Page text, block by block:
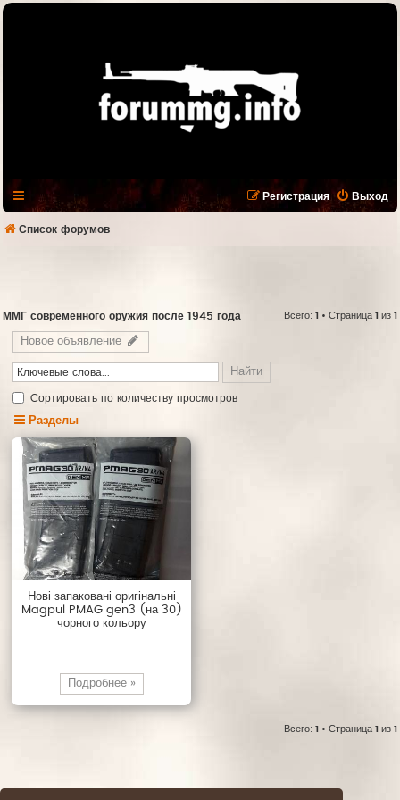
Выход
Регистрация
Список форумов
ММГ современного оружия после 1945 года Всего: 1 • Страница 1 из 1
Новое объявление
Cортировать по количеству просмотров
Разделы
Нові запаковані оригінальні
Magpul PMAG gen3 (на 30)
чорного кольору
Подробнее »
Всего: 1 • Страница 1 из 1